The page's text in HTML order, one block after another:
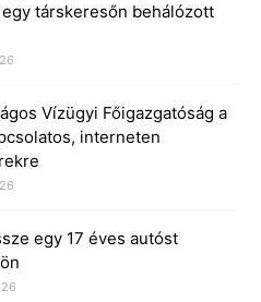
társkeresőn behálózott
Vízügyi Főigazgatóság a
interneten
egy 17 éves autóst